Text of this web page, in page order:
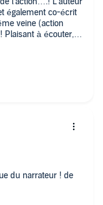
également co-écrit
veine (action
Plaisant à écouter,
par le narrateur !
du narrateur ! de